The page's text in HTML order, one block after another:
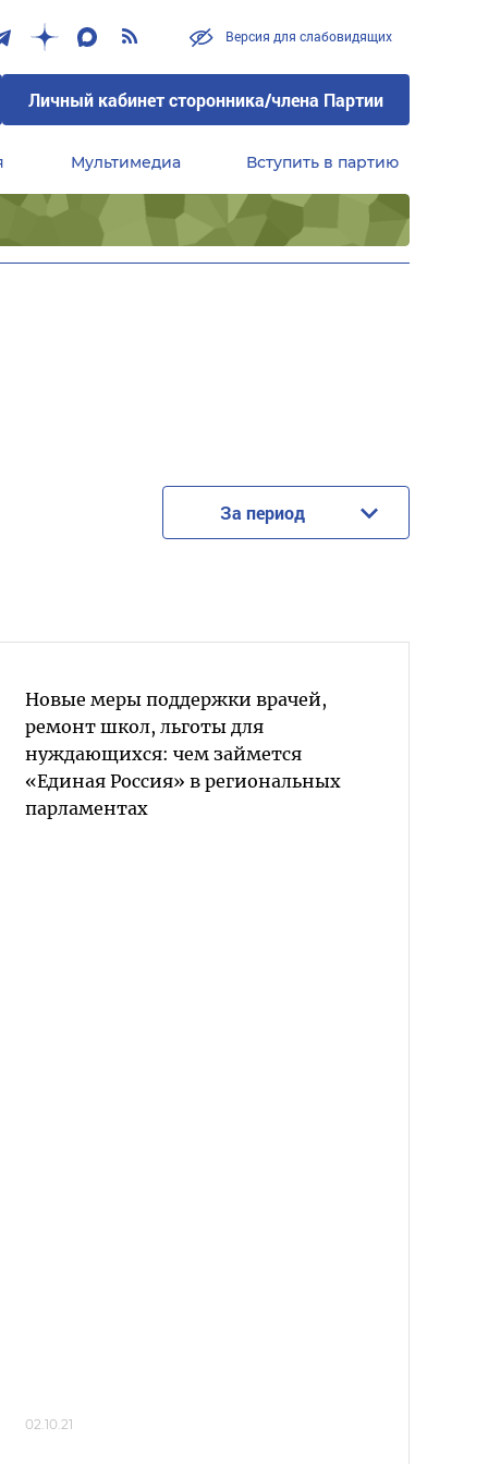
Версия для слабовидящих
Личный кабинет сторонника/члена Партии
Мультимедиа Вступить в партию
За период
Новые меры поддержки врачей,
ремонт школ, льготы для
нуждающихся: чем займется
«Единая Россия» в региональных
парламентах
02.10.21